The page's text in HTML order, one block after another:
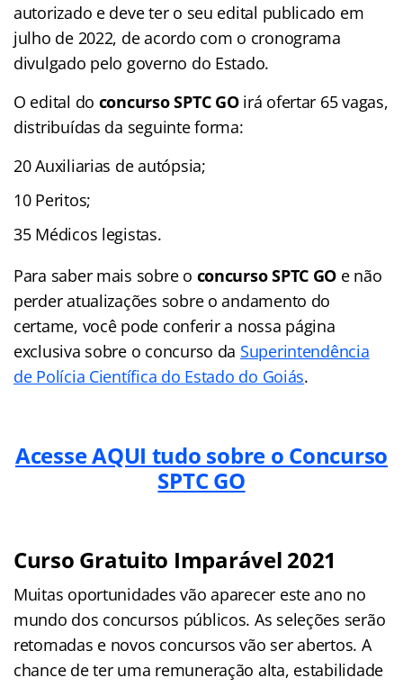
autorizado e deve ter o seu edital publicado em
julho de 2022, de acordo com o cronograma
divulgado pelo governo do Estado.
O edital do concurso SPTC GOirá ofertar 65 vagas,
distribuídas da seguinte forma:
20 Auxiliarias de autópsia;
10 Peritos;
35 Médicos legistas.
Para saber mais sobre o concurso SPTC GO e não
perder atualizações sobre o andamento do
certame, você pode conferir a nossa página
exclusiva sobre o concurso da Superintendência
de Polícia Científica do Estado do Goiás.
Acesse AQUI tudo sobre o Concurso
SPTC GO
Curso Gratuito Imparável 2021
Muitas oportunidades vão aparecer este ano no
mundo dos concursos públicos. As seleções serão
retomadas e novos concursos vão ser abertos. A
chance de ter uma remuneração alta, estabilidade